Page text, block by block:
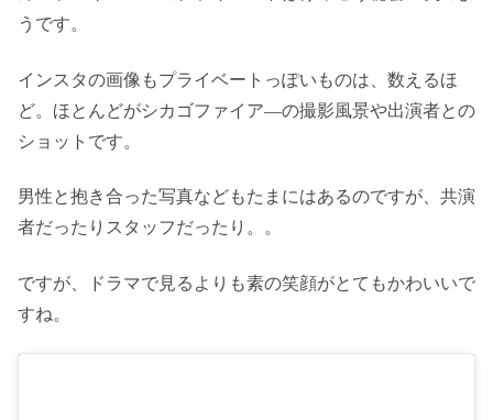
うです。
インスタの画像もプライベートっぽいものは、数えるほ
ど。ほとんどがシカゴファイア―の撮影風景や出演者との
ショットです。
男性と抱き合った写真などもたまにはあるのですが、共演
者だったりスタッフだったり。。
ですが、ドラマで見るよりも素の笑顔がとてもかわいいで
すね。